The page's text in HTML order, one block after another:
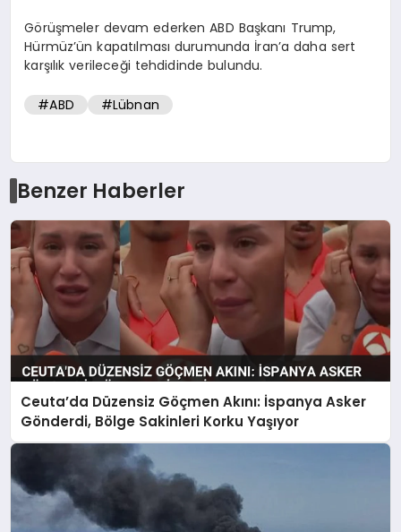
Görüşmeler devam ederken ABD Başkanı Trump,
Hürmüz’ün kapatılması durumunda İran’a daha sert
karşılık verileceği tehdidinde bulundu.
#ABD #Lübnan
Benzer Haberler
Ceuta’da Düzensiz Göçmen Akını: İspanya Asker
Gönderdi, Bölge Sakinleri Korku Yaşıyor